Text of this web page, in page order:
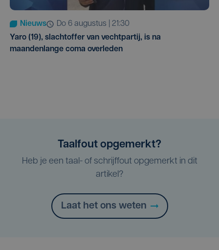
Nieuws
do 6 augustus | 21:30
Yaro (19), slachtoffer van vechtpartij, is na
maandenlange coma overleden
Taalfout opgemerkt?
Heb je een taal- of schrijffout opgemerkt in dit
artikel?
Laat het ons weten